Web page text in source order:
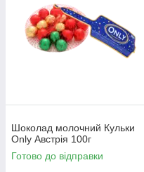
Шоколад молочний Кульки
Only Австрія 100г
Готово до відправки